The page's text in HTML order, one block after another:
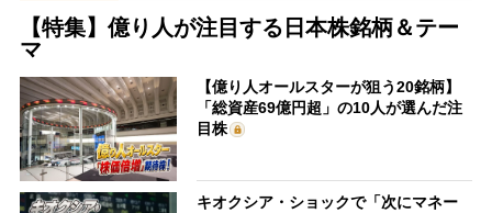
【特集】億り人が注目する日本株銘柄＆テー
マ
【億り人オールスターが狙う20銘柄】
「総資産69億円超」の10人が選んだ注
目株
キオクシア・ショックで「次にマネー